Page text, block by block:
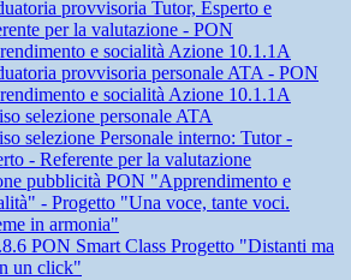
provvisoria Tutor, Esperto e
per la valutazione - PON
e socialità Azione 10.1.1A
provvisoria personale ATA - PON
e socialità Azione 10.1.1A
selezione personale ATA
selezione Personale interno: Tutor -
- Referente per la valutazione
pubblicità PON "Apprendimento e
- Progetto "Una voce, tante voci.
in armonia"
PON Smart Class Progetto "Distanti ma
un click"